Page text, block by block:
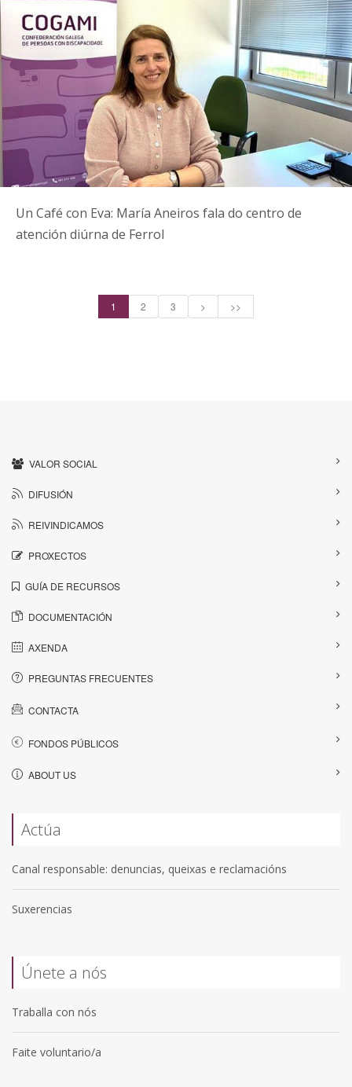
Un Café con Eva: María Aneiros fala do centro de
atención diúrna de Ferrol
1 2 3 > >>
VALOR SOCIAL
DIFUSIÓN
REIVINDICAMOS
PROXECTOS
GUÍA DE RECURSOS
DOCUMENTACIÓN
AXENDA
PREGUNTAS FRECUENTES
CONTACTA
FONDOS PÚBLICOS
ABOUT US
Actúa
Canal responsable: denuncias, queixas e reclamacións
Suxerencias
Únete a nós
Traballa con nós
Faite voluntario/a